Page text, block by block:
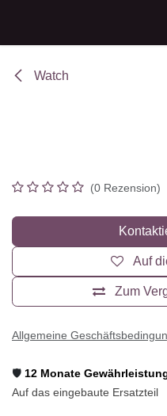
Watch
(0 Rezension)
Zum
Auf
Allgemeine
🛡️ 12 Monate
Auf das eingebaute Ersatzteil